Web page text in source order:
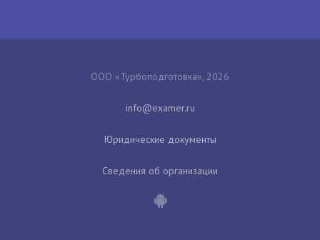
ООО «Турбоподготовка», 2026
Юридические документы
Сведения об организации